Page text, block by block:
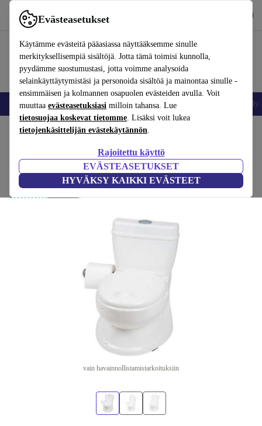
Evästeasetukset
Käytämme evästeitä pääasiassa näyttääksemme sinulle
merkityksellisempiä sisältöjä. Jotta tämä toimisi kunnolla,
pyydämme suostumustasi, jotta voimme analysoida
selainkäyttäytymistäsi ja personoida sisältöä ja mainontaa sinulle -
ensimmäisen ja kolmannen osapuolen evästeiden avulla. Voit
muuttaa evästeasetuksiasi milloin tahansa. Lue
tietosuojaa koskevat tietomme. Lisäksi voit lukea
tietojenkäsittelijän evästekäytännön.
Rajoitettu käyttö
EVÄSTEASETUKSET
HYVÄKSY KAIKKI EVÄSTEET
Käytä refurbed-palvelua nopeasti ja helposti
Matkapuhelimet ja älypuhelimet Kannettavat tietokoneet
Koti Vauvat ja lapset Potat ja pesut Potat
BabyGo potta
valkoinen
vain havainnollistamistarkoituksiin